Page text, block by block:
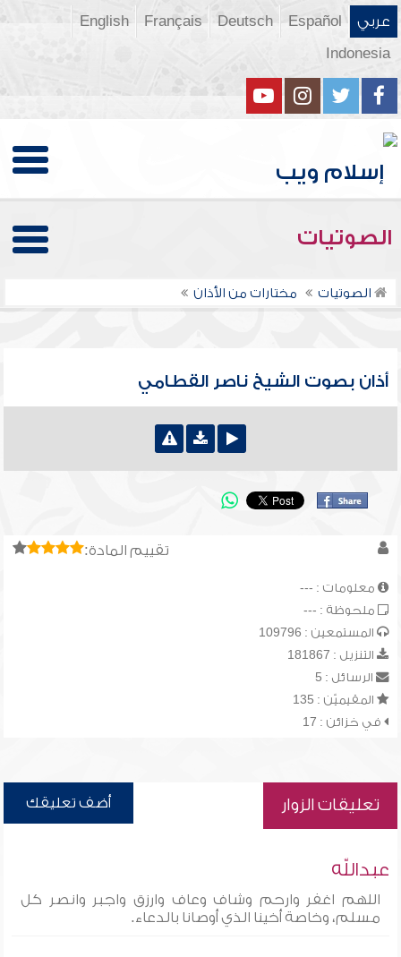
عربي Español
Deutsch
Français
English
Indonesia
الصوتيات
الصوتيات مختارات من الأذان
أذان بصوت الشيخ ناصر القطامي
تقييم المادة:
معلومات : ---
ملحوظة : ---
المستمعين : 109796
التنزيل : 181867
الرسائل : 5
المقيميّن : 135
في خزائن : 17
تعليقات الزوار أضف تعليقك
عبدالله
اللهم اغفر وارحم وشاف وعاف وارزق واجبر وانصر كل
مسلم، وخاصة أخينا الذي أوصانا بالدعاء.